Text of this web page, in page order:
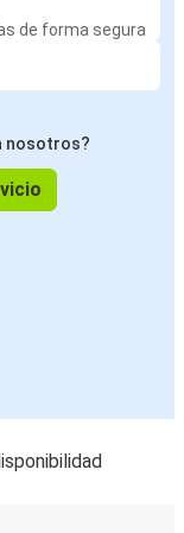
de forma segura
nosotros?